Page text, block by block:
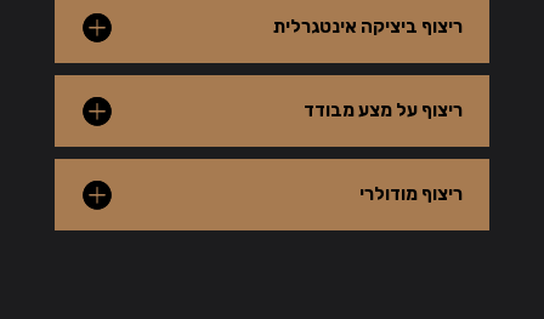
ריצוף ביציקה אינטגרלית
ריצוף על מצע מבודד
ריצוף מודולרי